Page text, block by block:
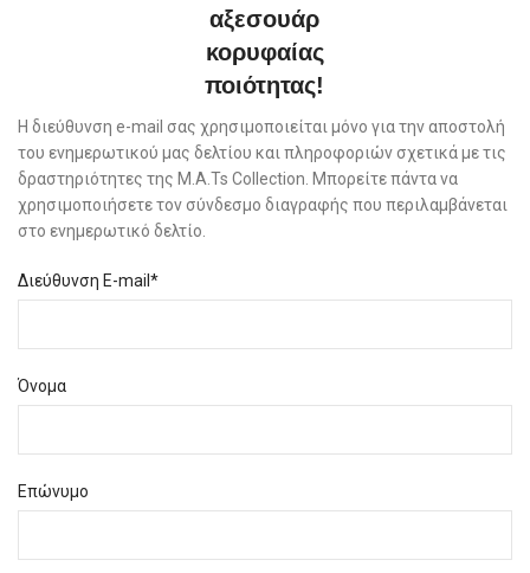
αξεσουάρ
κορυφαίας
ποιότητας!
Η διεύθυνση e-mail σας χρησιμοποιείται μόνο για την αποστολή
του ενημερωτικού μας δελτίου και πληροφοριών σχετικά με τις
δραστηριότητες της M.A.Ts Collection. Μπορείτε πάντα να
χρησιμοποιήσετε τον σύνδεσμο διαγραφής που περιλαμβάνεται
στο ενημερωτικό δελτίο.
Διεύθυνση E-mail*
Όνομα
Επώνυμο